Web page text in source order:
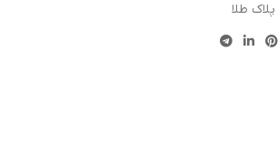
پلاک طلا